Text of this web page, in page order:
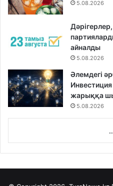
5.08.2026
айналды
5.08.2026
Әлемдегі
жарыққа
5.08.2026